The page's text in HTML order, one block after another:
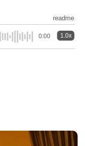
readme
0:00 1.0x